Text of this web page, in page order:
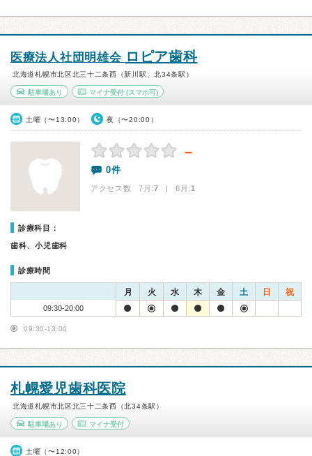
医療法人社団明雄会 ロピア歯科
北海道札幌市北区北三十二条西（新川駅、北34条駅）
駐車場あり マイナ受付(スマホ可)
土曜（〜13:00） 夜（〜20:00）
－
0件
アクセス数 7月:7 | 6月:1
診療科目：
歯科、小児歯科
診療時間
月 火 水 木 金 土 日 祝
09:30-20:00
09:30-13:00
札幌愛児歯科医院
北海道札幌市北区北三十二条西（北34条駅）
駐車場あり マイナ受付
土曜（〜12:00）